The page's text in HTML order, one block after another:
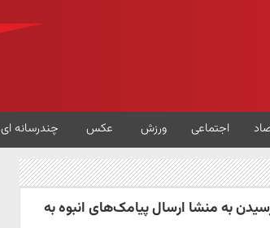
اجتماعی ورزش عکس چندرسانه ای
به منشا ارسال پیامک‌های انبوه به